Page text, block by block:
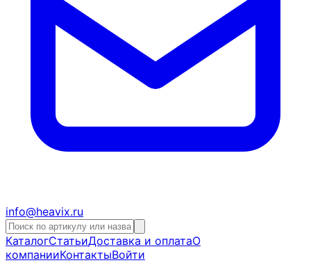
info@heavix.ru
КаталогСтатьиДоставка и оплатаО
компанииКонтактыВойти